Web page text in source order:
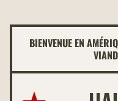
BIENVENUE EN